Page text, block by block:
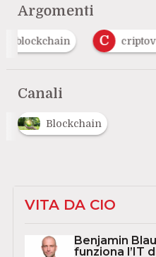
Argomenti
Canali
Blockchain
VITA DA CIO
Benjamin
funziona l’IT